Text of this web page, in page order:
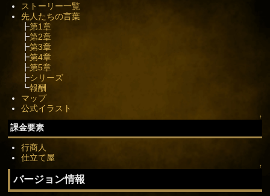
ストーリー一覧
先人たちの言葉
┣第1章
┣第2章
┣第3章
┣第4章
┣第5章
┣シリーズ
┗報酬
マップ
公式イラスト
↑
課金要素
行商人
仕立て屋
↑
バージョン情報